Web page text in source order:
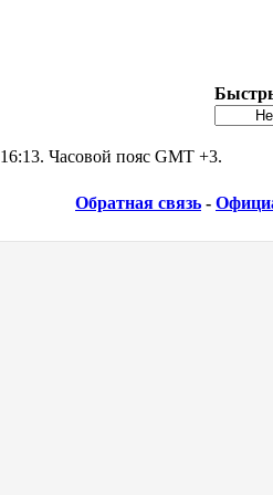
16:13. Часовой пояс GMT +3.
Обратная связь -